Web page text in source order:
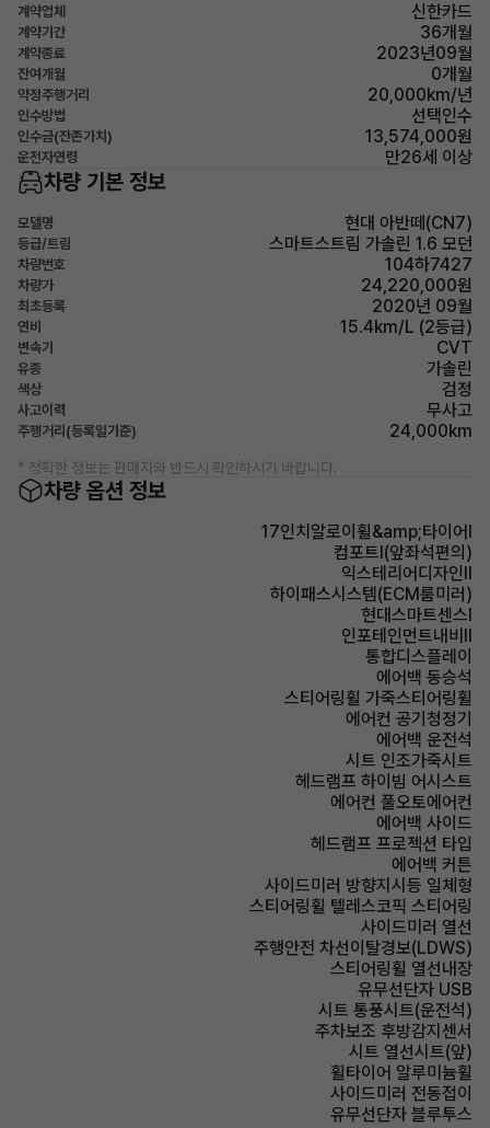
계약업체 신한카드
계약기간 36개월
계약종료 2023년09월
잔여개월 0개월
약정주행거리 20,000km/년
인수방법 선택인수
인수금(잔존가치) 13,574,000원
운전자연령 만26세 이상
차량 기본 정보
모델명 현대 아반떼(CN7)
등급/트림 스마트스트림 가솔린 1.6 모던
차량번호 104하7427
차량가 24,220,000원
최초등록 2020년 09월
연비 15.4km/L (2등급)
변속기 CVT
유종 가솔린
색상 검정
사고이력 무사고
주행거리(등록일기준) 24,000km
* 정확한 정보는 판매자와 반드시 확인하시기 바랍니다.
차량 옵션 정보
17인치알로이휠&amp;타이어Ⅰ
컴포트Ⅰ(앞좌석편의)
익스테리어디자인Ⅱ
하이패스시스템(ECM룸미러)
현대스마트센스Ⅰ
인포테인먼트내비Ⅱ
통합디스플레이
에어백 동승석
스티어링휠 가죽스티어링휠
에어컨 공기청정기
에어백 운전석
시트 인조가죽시트
헤드램프 하이빔 어시스트
에어컨 풀오토에어컨
에어백 사이드
헤드램프 프로젝션 타입
에어백 커튼
사이드미러 방향지시등 일체형
스티어링휠 텔레스코픽 스티어링
사이드미러 열선
주행안전 차선이탈경보(LDWS)
스티어링휠 열선내장
유무선단자 USB
시트 통풍시트(운전석)
주차보조 후방감지센서
시트 열선시트(앞)
휠타이어 알루미늄휠
사이드미러 전동접이
유무선단자 블루투스